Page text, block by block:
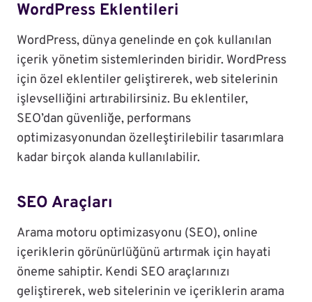
WordPress Eklentileri
WordPress, dünya genelinde en çok kullanılan
içerik yönetim sistemlerinden biridir. WordPress
için özel eklentiler geliştirerek, web sitelerinin
işlevselliğini artırabilirsiniz. Bu eklentiler,
SEO’dan güvenliğe, performans
optimizasyonundan özelleştirilebilir tasarımlara
kadar birçok alanda kullanılabilir.
SEO Araçları
Arama motoru optimizasyonu (SEO), online
içeriklerin görünürlüğünü artırmak için hayati
öneme sahiptir. Kendi SEO araçlarınızı
geliştirerek, web sitelerinin ve içeriklerin arama